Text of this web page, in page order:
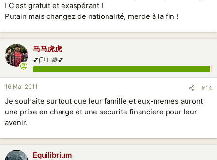
! C'est gratuit et exaspérant !
Putain mais changez de nationalité, merde à la fin !
马马虎虎
💕🏳️‍⚧️⚧️🌈💕
16 Mar 2011 #14
Je souhaite surtout que leur famille et eux-memes auront
une prise en charge et une securite financiere pour leur
avenir.
Equilibrium